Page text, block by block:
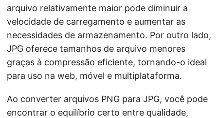
arquivo relativamente maior pode diminuir a
velocidade de carregamento e aumentar as
necessidades de armazenamento. Por outro lado,
JPG oferece tamanhos de arquivo menores
graças à compressão eficiente, tornando-o ideal
para uso na web, móvel e multiplataforma.
Ao converter arquivos PNG para JPG, você pode
encontrar o equilíbrio certo entre qualidade,